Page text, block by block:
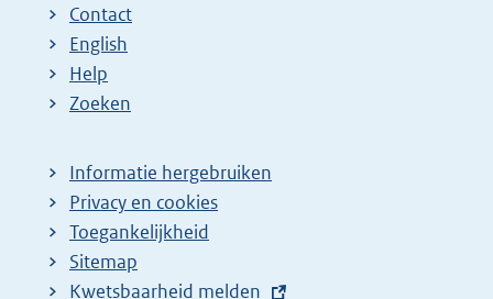
Contact
English
Help
Zoeken
Informatie hergebruiken
Privacy en cookies
Toegankelijkheid
Sitemap
E
Kwetsbaarheid melden